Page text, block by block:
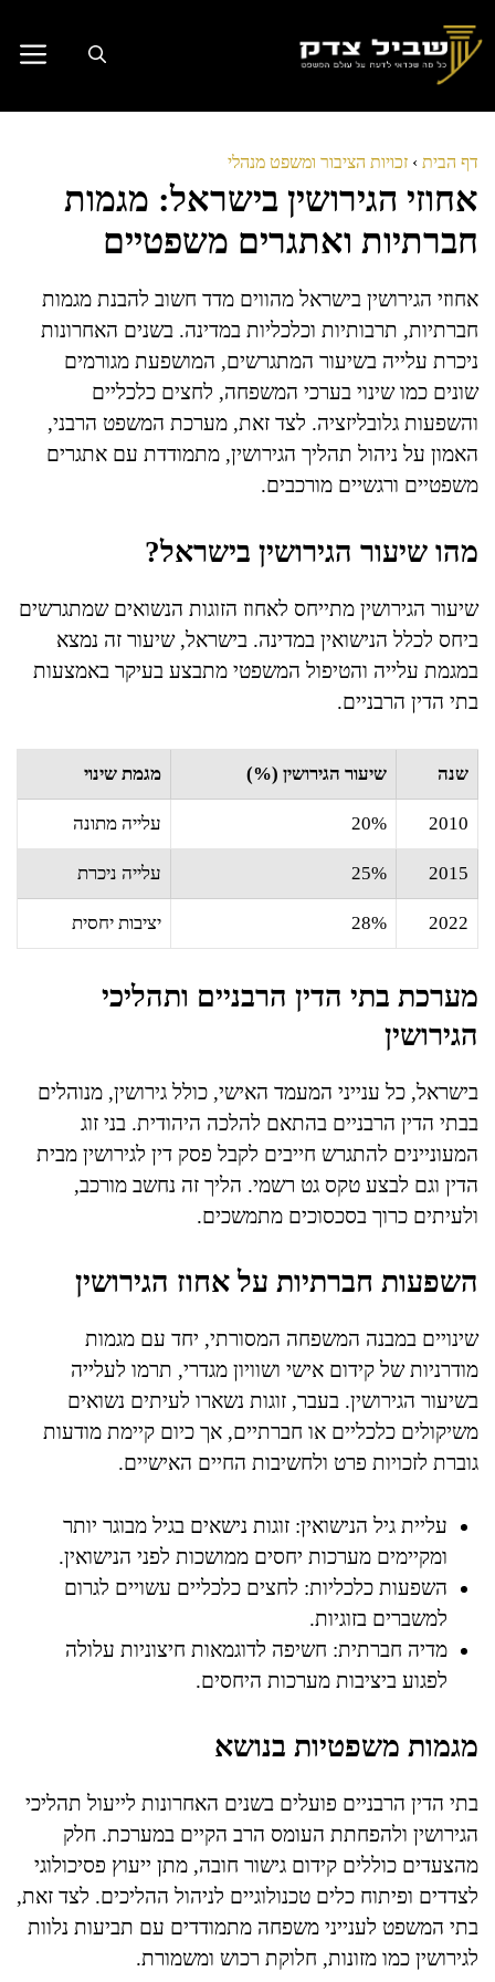
לתוכן
דף הבית › זכויות הציבור ומשפט מנהלי
אחוזי הגירושין בישראל: מגמות
חברתיות ואתגרים משפטיים
אחוזי הגירושין בישראל מהווים מדד חשוב להבנת מגמות
חברתיות, תרבותיות וכלכליות במדינה. בשנים האחרונות
ניכרת עלייה בשיעור המתגרשים, המושפעת מגורמים
שונים כמו שינוי בערכי המשפחה, לחצים כלכליים
והשפעות גלובליזציה. לצד זאת, מערכת המשפט הרבני,
האמון על ניהול תהליך הגירושין, מתמודדת עם אתגרים
משפטיים ורגשיים מורכבים.
מהו שיעור הגירושין בישראל?
שיעור הגירושין מתייחס לאחוז הזוגות הנשואים שמתגרשים
ביחס לכלל הנישואין במדינה. בישראל, שיעור זה נמצא
במגמת עלייה והטיפול המשפטי מתבצע בעיקר באמצעות
בתי הדין הרבניים.
שנה שיעור הגירושין (%) מגמת שינוי
2010
20% עלייה מתונה
2015
25% עלייה ניכרת
2022
28% יציבות יחסית
מערכת בתי הדין הרבניים ותהליכי
הגירושין
בישראל, כל ענייני המעמד האישי, כולל גירושין, מנוהלים
בבתי הדין הרבניים בהתאם להלכה היהודית. בני זוג
המעוניינים להתגרש חייבים לקבל פסק דין לגירושין מבית
הדין וגם לבצע טקס גט רשמי. הליך זה נחשב מורכב,
ולעיתים כרוך בסכסוכים מתמשכים.
השפעות חברתיות על אחוז הגירושין
שינויים במבנה המשפחה המסורתי, יחד עם מגמות
מודרניות של קידום אישי ושוויון מגדרי, תרמו לעלייה
בשיעור הגירושין. בעבר, זוגות נשארו לעיתים נשואים
משיקולים כלכליים או חברתיים, אך כיום קיימת מודעות
גוברת לזכויות פרט ולחשיבות החיים האישיים.
עליית גיל הנישואין: זוגות נישאים בגיל מבוגר יותר
ומקיימים מערכות יחסים ממושכות לפני הנישואין.
השפעות כלכליות: לחצים כלכליים עשויים לגרום
למשברים בזוגיות.
מדיה חברתית: חשיפה לדוגמאות חיצוניות עלולה
לפגוע ביציבות מערכות היחסים.
מגמות משפטיות בנושא
בתי הדין הרבניים פועלים בשנים האחרונות לייעול תהליכי
הגירושין ולהפחתת העומס הרב הקיים במערכת. חלק
מהצעדים כוללים קידום גישור חובה, מתן ייעוץ פסיכולוגי
לצדדים ופיתוח כלים טכנולוגיים לניהול ההליכים. לצד זאת,
בתי המשפט לענייני משפחה מתמודדים עם תביעות נלוות
לגירושין כמו מזונות, חלוקת רכוש ומשמורת.